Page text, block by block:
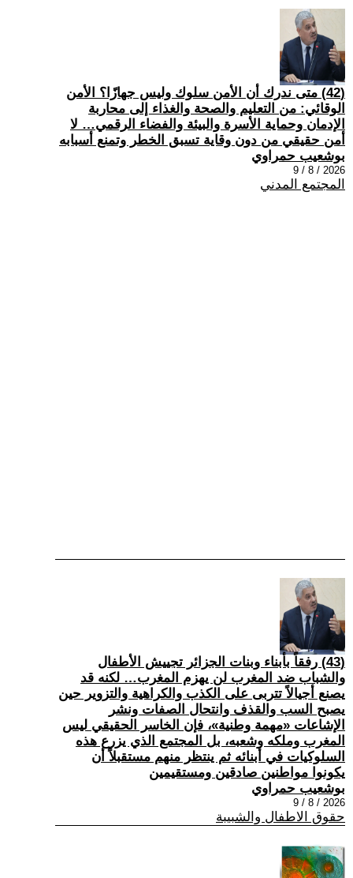
(42) متى ندرك أن الأمن سلوك وليس جهازًا؟ الأمن
الوقائي: من التعليم والصحة والغذاء إلى محاربة
الإدمان وحماية الأسرة والبيئة والفضاء الرقمي… لا
أمن حقيقي من دون وقاية تسبق الخطر وتمنع أسبابه
بوشعيب حمراوي
2026 / 8 / 9
المجتمع المدني
(43) رفقاً بأبناء وبنات الجزائر تجييش الأطفال
والشباب ضد المغرب لن يهزم المغرب… لكنه قد
يصنع أجيالاً تتربى على الكذب والكراهية والتزوير حين
يصبح السب والقذف وانتحال الصفات ونشر
الإشاعات «مهمة وطنية»، فإن الخاسر الحقيقي ليس
المغرب وملكه وشعبه، بل المجتمع الذي يزرع هذه
السلوكيات في أبنائه ثم ينتظر منهم مستقبلاً أن
يكونوا مواطنين صادقين ومستقيمين
بوشعيب حمراوي
2026 / 8 / 9
حقوق الاطفال والشبيبة